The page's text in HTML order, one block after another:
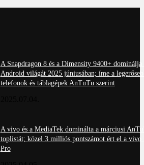
A Snapdragon 8 és a Dimensity 9400+ dominálja
Android világát 2025 júniusában; íme a
telefonok és táblagépek AnTuTu szerint
A vivo és a MediaTek dominálta a márciusi
toplistát; közel 3 milliós pontszámot ért el a vivo
Pro